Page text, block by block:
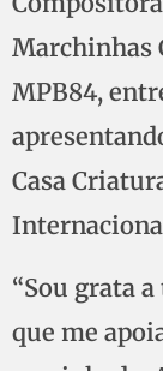
Marchinhas
MPB84,
Casa
“Sou grata
que me